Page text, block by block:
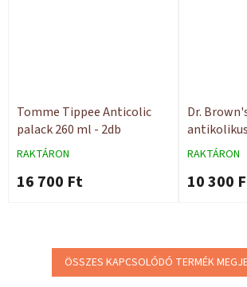
Tomme Tippee Anticolic
palack 260 ml - 2db
RAKTÁRON
16 700 Ft
Dr.
0h+
RAKTÁRON
10 300
ÖSSZES KAPCSOLÓDÓ TERMÉK